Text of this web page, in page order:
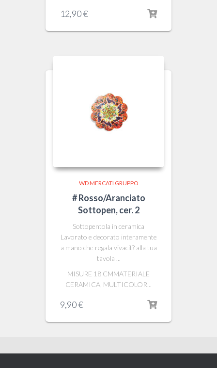
12,90€
WD MERCATI GRUPPO
# Rosso/Aranciato
Sottopen, cer. 2
Sottopentola in ceramica
Lavorato e decorato interamente
a mano che regala vivacit? alla tua
tavola ...
MISURE 18 CMMATERIALE
CERAMICA, MULTICOLOR...
9,90€